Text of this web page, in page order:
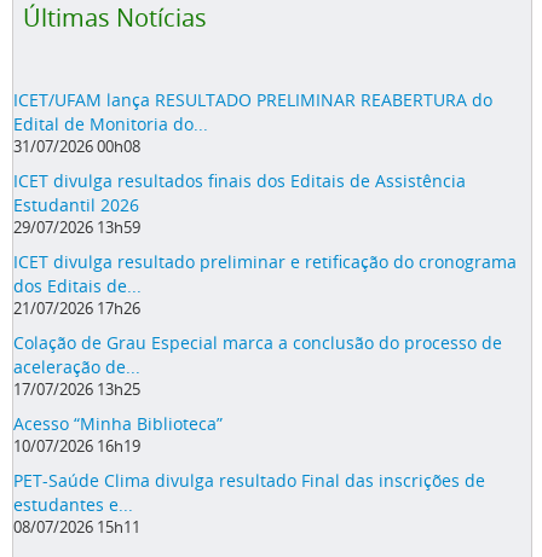
Últimas Notícias
ICET/UFAM lança RESULTADO PRELIMINAR REABERTURA do
Edital de Monitoria do...
31/07/2026 00h08
ICET divulga resultados finais dos Editais de Assistência
Estudantil 2026
29/07/2026 13h59
ICET divulga resultado preliminar e retificação do cronograma
dos Editais de...
21/07/2026 17h26
Colação de Grau Especial marca a conclusão do processo de
aceleração de...
17/07/2026 13h25
Acesso “Minha Biblioteca”
10/07/2026 16h19
PET-Saúde Clima divulga resultado Final das inscrições de
estudantes e...
08/07/2026 15h11